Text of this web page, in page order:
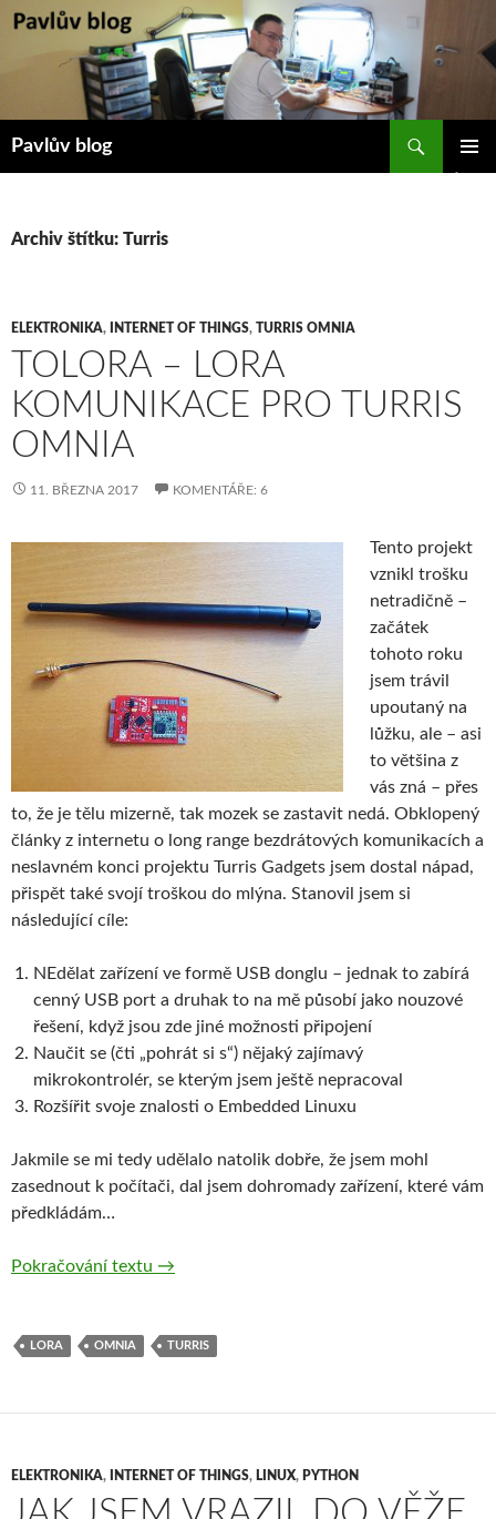
Přejít
Pavlův blog
Archiv štítku: Turris
ELEKTRONIKA, INTERNET OF THINGS, TURRIS OMNIA
TOLORA – LORA
KOMUNIKACE PRO TURRIS
OMNIA
11. BŘEZNA 2017 KOMENTÁŘE: 6
Tento projekt
vznikl trošku
netradičně –
začátek
tohoto roku
jsem trávil
upoutaný na
lůžku, ale – asi
to většina z
vás zná – přes
to, že je tělu mizerně, tak mozek se zastavit nedá. Obklopený
články z internetu o long range bezdrátových komunikacích a
neslavném konci projektu Turris Gadgets jsem dostal nápad,
přispět také svojí troškou do mlýna. Stanovil jsem si
následující cíle:
NEdělat zařízení ve formě USB donglu – jednak to zabírá
cenný USB port a druhak to na mě působí jako nouzové
řešení, když jsou zde jiné možnosti připojení
Naučit se (čti „pohrát si s“) nějaký zajímavý
mikrokontrolér, se kterým jsem ještě nepracoval
Rozšířit svoje znalosti o Embedded Linuxu
Jakmile se mi tedy udělalo natolik dobře, že jsem mohl
zasednout k počítači, dal jsem dohromady zařízení, které vám
předkládám…
Pokračování textu TOLoRa – LoRa komunikace pro Turris
→
LORA OMNIA TURRIS
ELEKTRONIKA, INTERNET OF THINGS, LINUX, PYTHON